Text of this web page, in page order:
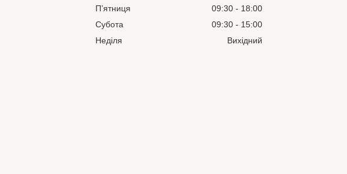
Пʼятниця
09:30
18:00
Субота
09:30
15:00
Неділя
Вихідний